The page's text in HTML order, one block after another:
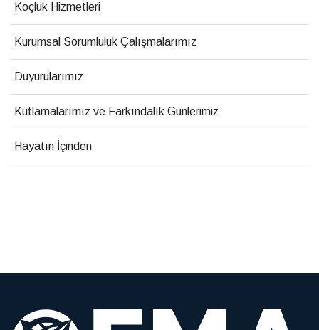
Koçluk Hizmetleri
Kurumsal Sorumluluk Çalışmalarımız
Duyurularımız
Kutlamalarımız ve Farkındalık Günlerimiz
Hayatın İçinden